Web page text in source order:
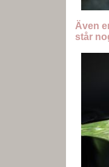
Även
står